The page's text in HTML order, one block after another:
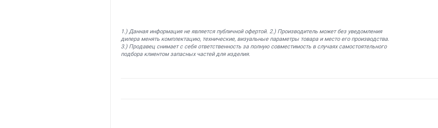
1.) Данная информация не является публичной офертой. 2.) Производитель может без уведомления
дилера менять комплектацию, технические, визуальные параметры товара и место его производства.
3.) Продавец снимает с себя ответственность за полную совместимость в случаях самостоятельного
подбора клиентом запасных частей для изделия.